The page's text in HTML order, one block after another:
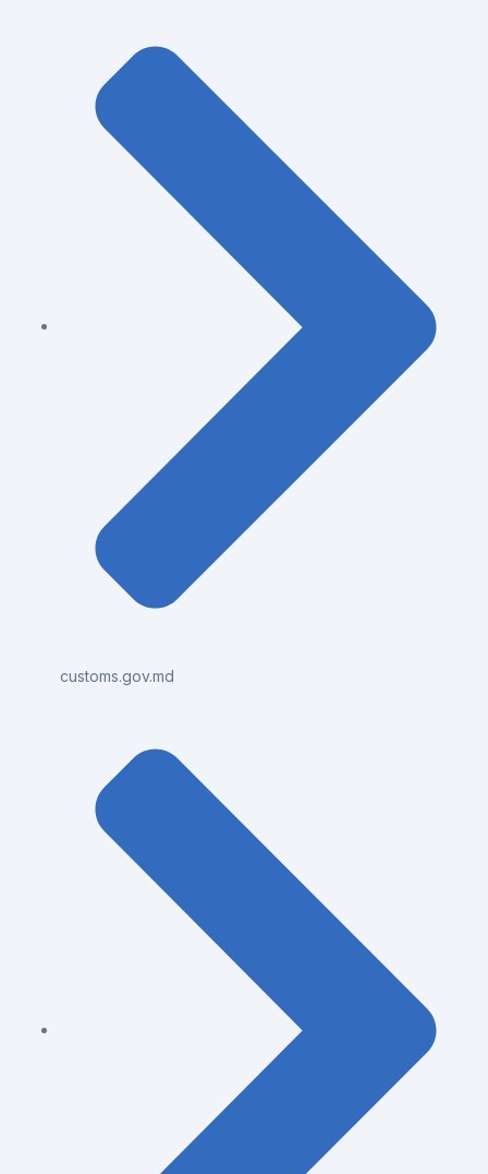
customs.gov.md